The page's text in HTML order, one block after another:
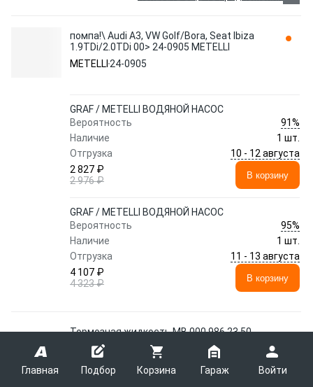
Главная Подбор Корзина Гараж Войти
помпа!\ Audi A3, VW Golf/Bora, Seat Ibiza
1.9TDi/2.0TDi 00> 24-0905 METELLI
METELLI 24-0905
GRAF / METELLI ВОДЯНОЙ НАСОС
Вероятность
91%
Наличие
1 шт.
Отгрузка
10 - 12 августа
2 827 ₽
2 976 ₽
В корзину
GRAF / METELLI ВОДЯНОЙ НАСОС
Вероятность
95%
Наличие
1 шт.
Отгрузка
11 - 13 августа
4 107 ₽
4 323 ₽
В корзину
Тормозная жидкость MB 000 986 23 50
000 986 23 50 9897